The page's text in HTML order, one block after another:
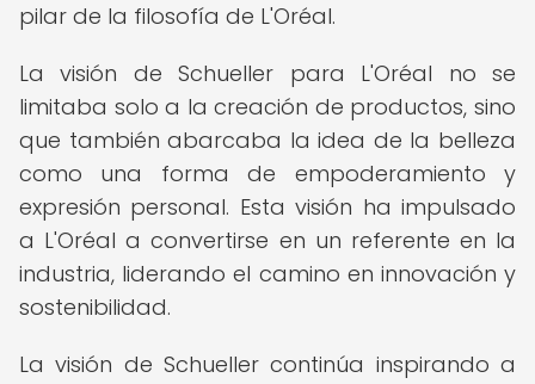
pilar de la filosofía de L'Oréal.
La visión de Schueller para L'Oréal no se
limitaba solo a la creación de productos, sino
que también abarcaba la idea de la belleza
como una forma de empoderamiento y
expresión personal. Esta visión ha impulsado
a L'Oréal a convertirse en un referente en la
industria, liderando el camino en innovación y
sostenibilidad.
La visión de Schueller continúa inspirando a